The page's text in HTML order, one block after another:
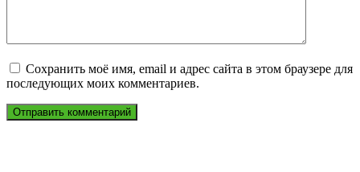
Сохранить моё имя, email и адрес сайта в этом браузере для
последующих моих комментариев.